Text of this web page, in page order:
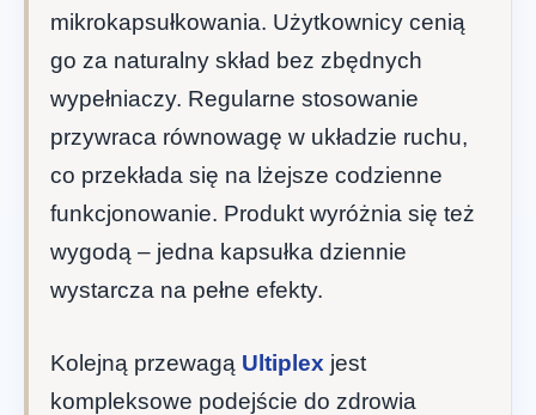
mikrokapsułkowania. Użytkownicy cenią
go za naturalny skład bez zbędnych
wypełniaczy. Regularne stosowanie
przywraca równowagę w układzie ruchu,
co przekłada się na lżejsze codzienne
funkcjonowanie. Produkt wyróżnia się też
wygodą – jedna kapsułka dziennie
wystarcza na pełne efekty.
Kolejną przewagą Ultiplex jest
kompleksowe podejście do zdrowia